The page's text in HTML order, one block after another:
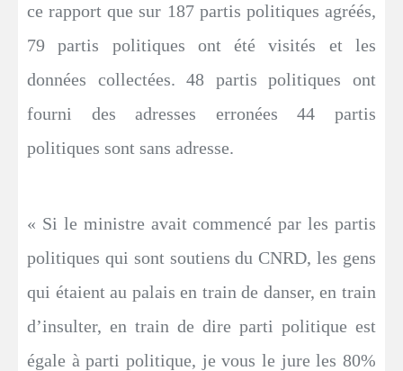
ce rapport que sur 187 partis politiques agréés,
79 partis politiques ont été visités et les
données collectées. 48 partis politiques ont
fourni des adresses erronées 44 partis
politiques sont sans adresse.
« Si le ministre avait commencé par les partis
politiques qui sont soutiens du CNRD, les gens
qui étaient au palais en train de danser, en train
d’insulter, en train de dire parti politique est
égale à parti politique, je vous le jure les 80%